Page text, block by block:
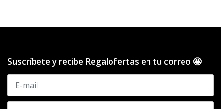
Suscríbete y recibe Regalofertas en tu correo 🤩